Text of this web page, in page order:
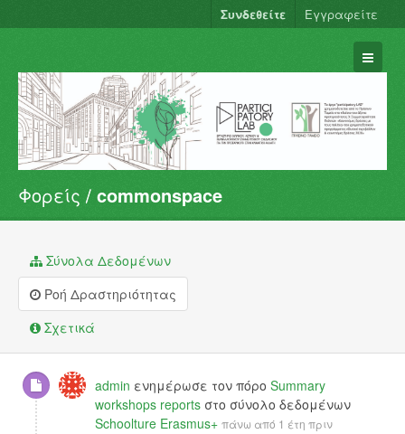
Συνδεθείτε Εγγραφείτε
Σύνολα Δεδομένων
Φορείς
Ομάδες
Σχετικά
Φορείς commonspace
Σύνολα Δεδομένων
Ροή Δραστηριότητας
Σχετικά
admin ενημέρωσε τον πόρο Summary
workshops reports στο σύνολο δεδομένων
Schoolture Erasmus+ πάνω από 1 έτη πριν